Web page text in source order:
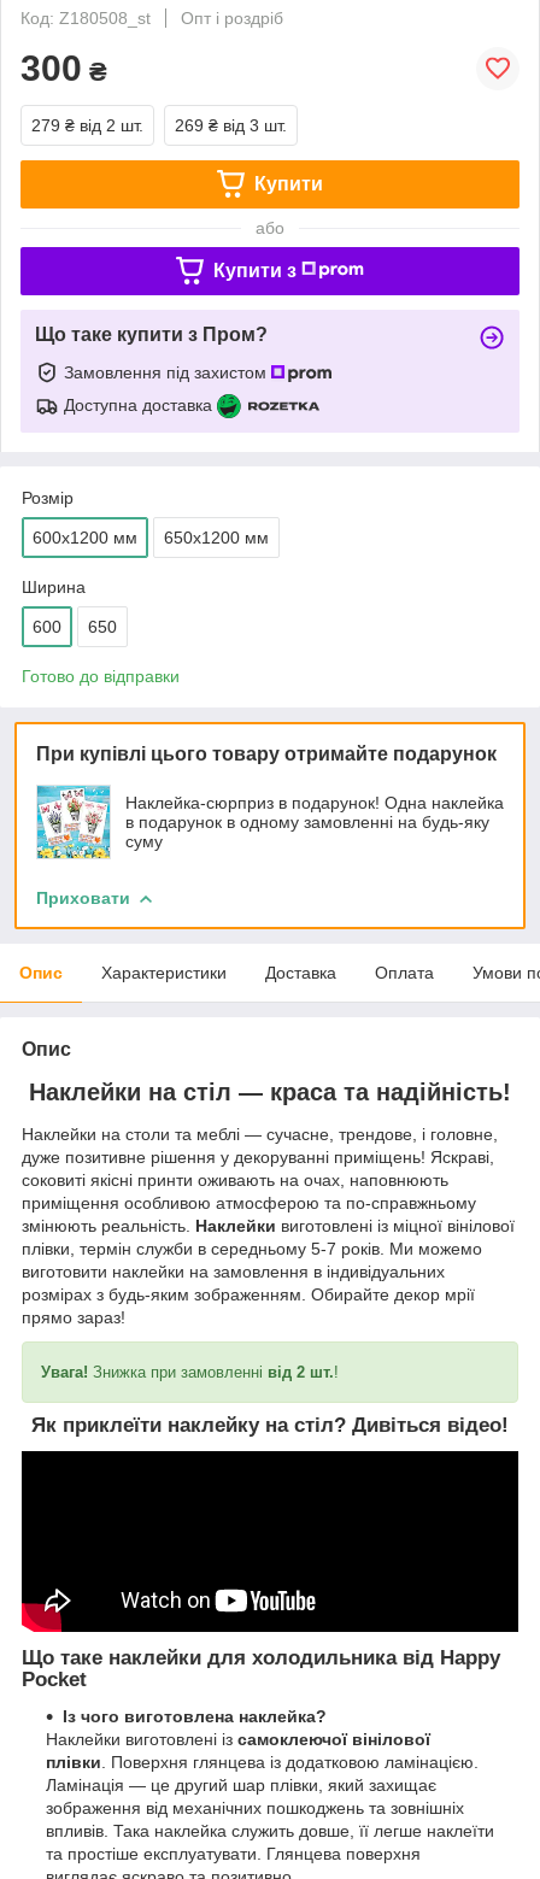
Код: Z180508_st
Опт і роздріб
300 ₴
279 ₴ від 2 шт. 269 ₴ від 3 шт.
Купити
або
Купити з
Що таке купити з Пром?
Замовлення під захистом
Доступна доставка
Розмір
600х1200 мм 650х1200 мм
Ширина
600 650
Готово до відправки
При купівлі цього товару отримайте подарунок
Наклейка-сюрприз в подарунок! Одна наклейка
в подарунок в одному замовленні на будь-яку
суму
Приховати
Опис Характеристики Доставка Оплата Умови
Опис
Наклейки на стіл — краса та надійність!
Наклейки на столи та меблі — сучасне, трендове, і головне,
дуже позитивне рішення у декоруванні приміщень! Яскраві,
соковиті якісні принти оживають на очах, наповнюють
приміщення особливою атмосферою та по-справжньому
змінюють реальність. Наклейки виготовлені із міцної вінілової
плівки, термін служби в середньому 5-7 років. Ми можемо
виготовити наклейки на замовлення в індивідуальних
розмірах з будь-яким зображенням. Обирайте декор мрії
прямо зараз!
Увага! Знижка при замовленні від 2 шт.!
Як приклеїти наклейку на стіл? Дивіться відео!
Що таке наклейки для холодильника від Happy
Pocket
Із чого виготовлена наклейка?
Наклейки виготовлені із самоклеючої вінілової
плівки . Поверхня глянцева із додатковою ламінацією.
Ламінація — це другий шар плівки, який захищає
зображення від механічних пошкоджень та зовнішніх
впливів. Така наклейка служить довше, її легше наклеїти
та простіше експлуатувати. Глянцева поверхня